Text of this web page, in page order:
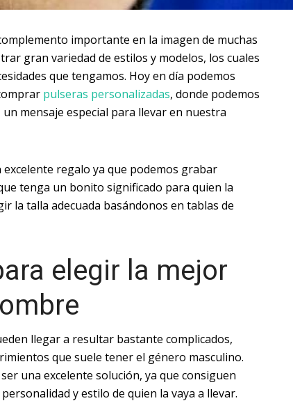
importante en la imagen de muchas
gran variedad de estilos y modelos, los cuales
que tengamos. Hoy en día podemos
pulseras personalizadas, donde podemos
mensaje especial para llevar en nuestra
regalo ya que podemos grabar
tenga un bonito significado para quien la
la talla adecuada basándonos en tablas de
elegir la mejor
llegar a resultar bastante complicados,
que suele tener el género masculino.
una excelente solución, ya que consiguen
y estilo de quien la vaya a llevar.